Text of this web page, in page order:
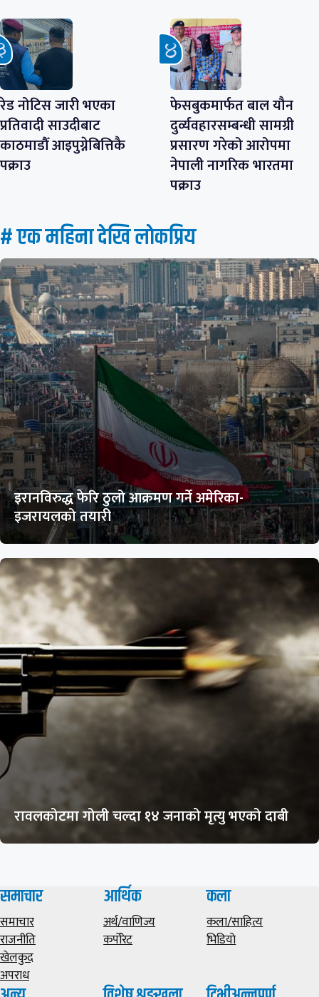
रेड नोटिस जारी भएका
प्रतिवादी साउदीबाट
काठमाडौँ आइपुग्नेबित्तिकै
पक्राउ
फेसबुकमार्फत बाल यौन
दुर्व्यवहारसम्बन्धी सामग्री
प्रसारण गरेको आरोपमा
नेपाली नागरिक भारतमा
पक्राउ
# एक महिना देखि लाेकप्रिय
इरानविरुद्ध फेरि ठुलो आक्रमण गर्ने अमेरिका-
इजरायलको तयारी
रावलकोटमा गोली चल्दा १४ जनाको मृत्यु भएको दाबी
समाचार
समाचार
राजनीति
खेलकुद
अपराध
आर्थिक
अर्थ/वाणिज्य
कर्पोरेट
कला
कला/साहित्य
भिडियाे